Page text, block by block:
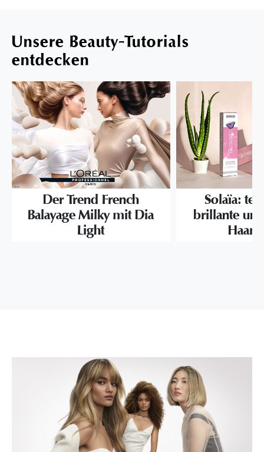
Unsere Beauty-Tutorials
entdecken
Der Trend French
Balayage Milky mit Dia
Light
Solaïa:
brillante